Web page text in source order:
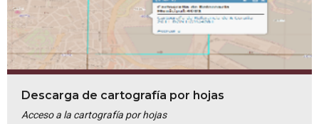
Descarga de cartografía por hojas
Acceso a la cartografía por hojas